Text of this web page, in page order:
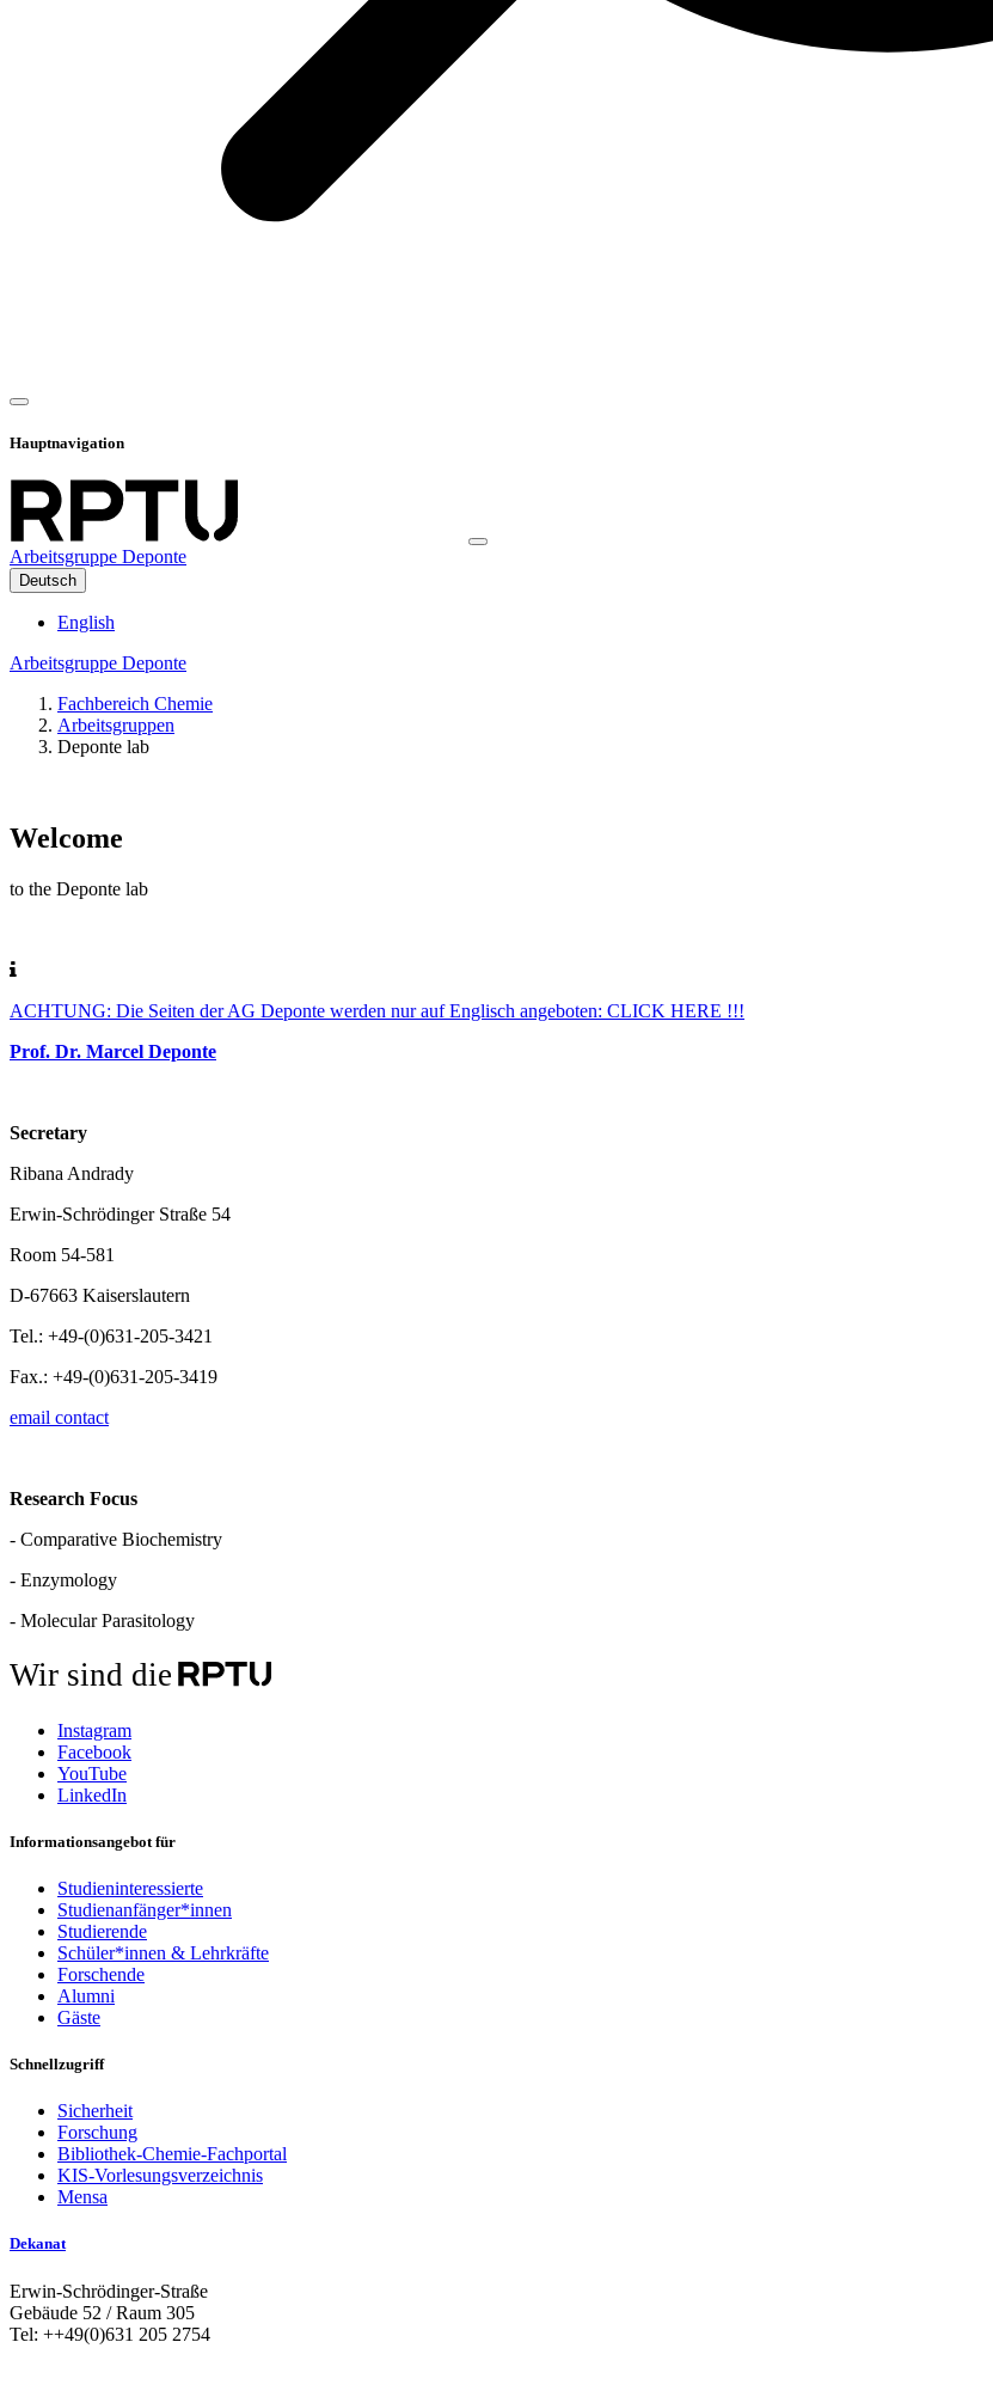
Hauptnavigation
Arbeitsgruppe Deponte
Deutsch
English
Arbeitsgruppe Deponte
Fachbereich Chemie
Arbeitsgruppen
Deponte lab
Welcome
to the Deponte lab
ACHTUNG: Die Seiten der AG Deponte werden nur auf Englisch angeboten: CLICK HERE !!!
Prof. Dr. Marcel Deponte
Secretary
Ribana Andrady
Erwin-Schrödinger Straße 54
Room 54-581
D-67663 Kaiserslautern
Tel.: +49-(0)631-205-3421
Fax.: +49-(0)631-205-3419
email contact
Research Focus
- Comparative Biochemistry
- Enzymology
- Molecular Parasitology
Wir sind die
Instagram
Facebook
YouTube
LinkedIn
Informationsangebot für
Studieninteressierte
Studienanfänger*innen
Studierende
Schüler*innen & Lehrkräfte
Forschende
Alumni
Gäste
Schnellzugriff
Sicherheit
Forschung
Bibliothek-Chemie-Fachportal
KIS-Vorlesungsverzeichnis
Mensa
Dekanat
Erwin-Schrödinger-Straße
Gebäude 52 / Raum 305
Tel: ++49(0)631 205 2754